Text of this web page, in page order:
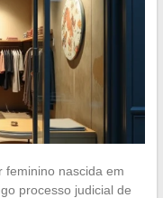
feminino nascida em
processo judicial de